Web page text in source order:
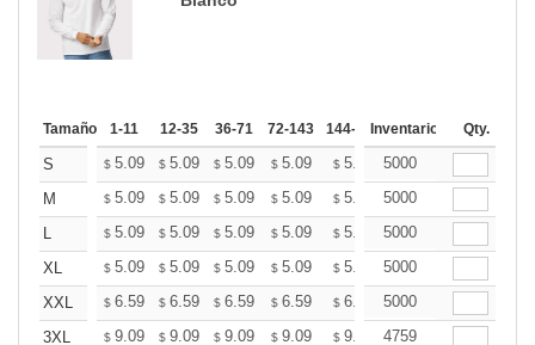
Tamaño 1-11 12-35 36-71 72-143 144-287 288 + Más
Inventario Qty.
S $ 5.09 $ 5.09 $ 5.09 $ 5.09 $ 5.09 $5.09
5000
M
$ 5.09 $ 5.09 $ 5.09 $ 5.09 $ 5.09 $5.09
5000
L
$ 5.09 $ 5.09 $ 5.09 $ 5.09 $ 5.09 $5.09
5000
XL
$ 5.09 $ 5.09 $ 5.09 $ 5.09 $ 5.09 $5.09
5000
XXL
$ 6.59 $ 6.59 $ 6.59 $ 6.59 $ 6.59 $6.59
5000
3XL
$ 9.09 $ 9.09 $ 9.09 $ 9.09 $ 9.09 $9.09
4759